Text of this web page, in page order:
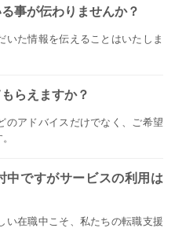
事が伝わりませんか？
いた情報を伝えることはいたしま
らえますか？
のアドバイスだけでなく、ご希望
中ですがサービスの利用は
い在職中こそ、私たちの転職支援